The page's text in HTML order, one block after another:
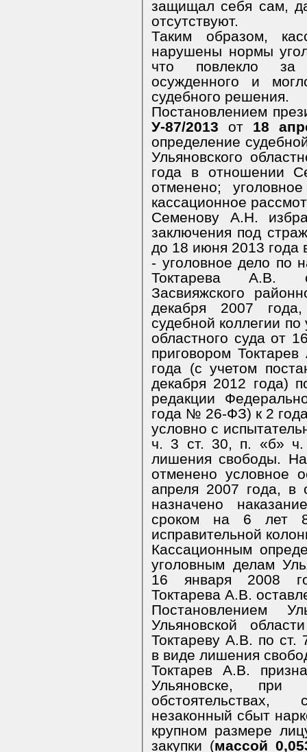
защищал себя сам,
отсутствуют.
Таким образом,
нарушены нормы
что повлекло за
осужденного и
судебного решения.
Постановлением
У-87/2013 от 18
определение
Ульяновского
года в отношении
отменено;
кассационное
Семенову А.Н.
заключения под
до 18 июня 2013 года
- уголовное дело по
Токтарева А.В.
Засвияжского
декабря 2007 года,
судебной коллегии
областного суда от
приговором
года (с учетом
декабря 2012 года)
редакции
года № 26-ФЗ) к 2
условно с
ч. 3 ст. 30, п. «б»
лишения свободы.
отменено условное
апреля 2007 года, в
назначено
сроком на 6 лет
исправительной
Кассационным
уголовным делам
16 января 2008
Токтарева А.В.
Постановлением
Ульяновской
Токтареву А.В. по ст.
в виде лишения
Токтарев А.В.
Ульяновске, при
незаконный сбыт
крупном размере
закупки (массой